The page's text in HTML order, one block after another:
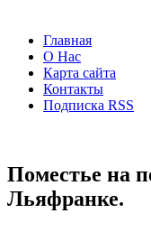
Главная
О Нас
Карта сайта
Контакты
Подписка RSS
Поместье на
Льяфранке.